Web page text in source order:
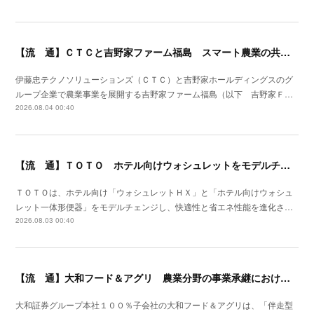
【流 通】ＣＴＣと吉野家ファーム福島 スマート農業の共同研究を開始
伊藤忠テクノソリューションズ（ＣＴＣ）と吉野家ホールディングスのグ
ループ企業で農業事業を展開する吉野家ファーム福島（以下 吉野家Ｆ…
2026.08.04 00:40
【流 通】ＴＯＴＯ ホテル向けウォシュレットをモデルチェン
ＴＯＴＯは、ホテル向け「ウォシュレットＨＸ」と「ホテル向けウォシュ
レット一体形便器」をモデルチェンジし、快適性と省エネ性能を進化さ…
2026.08.03 00:40
【流 通】大和フード＆アグリ 農業分野の事業承継における支援サービスを開始
大和証券グループ本社１００％子会社の大和フード＆アグリは、「伴走型